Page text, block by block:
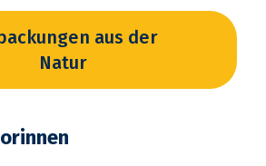
aus der
Natur